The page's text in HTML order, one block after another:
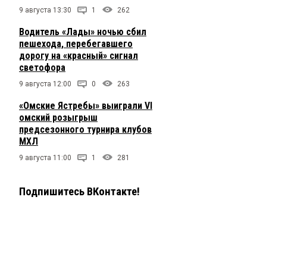
9 августа 13:30 1 262
Водитель «Лады» ночью сбил
пешехода, перебегавшего
дорогу на «красный» сигнал
светофора
9 августа 12:00 0 263
«Омские Ястребы» выиграли VI
омский розыгрыш
предсезонного турнира клубов
МХЛ
9 августа 11:00 1 281
Подпишитесь ВКонтакте!